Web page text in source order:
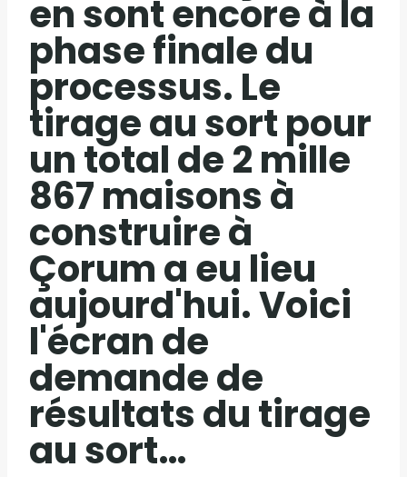
en sont encore à la
phase finale du
processus. Le
tirage au sort pour
un total de 2 mille
867 maisons à
construire à
Çorum a eu lieu
aujourd'hui. Voici
l'écran de
demande de
résultats du tirage
au sort…